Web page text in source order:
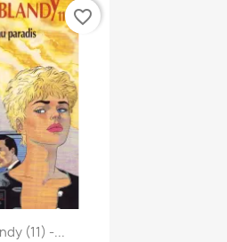
(11) -...
favorite_border